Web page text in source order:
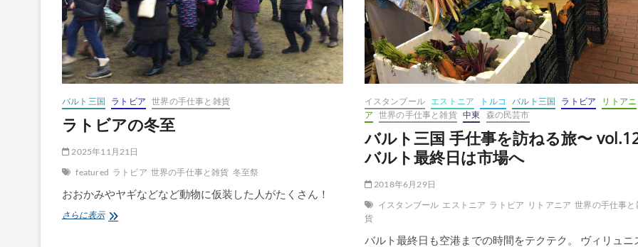
バルト三国 ラトビア 世界の手仕事と雑貨
ラトビアの冬至
2025年11月21日
featured ラトビア 世界の手仕事と雑貨 冬至祭
おおかみやヤギなどなど動物に仮装した人がたくさん！
さらに表示ラ
イスタンブール エストニア トルコ バルト三国 ラトビア
リトアニ
ア 世界の手仕事と雑貨 中東 森の民芸市
バルト三国 手仕事を訪ねる旅〜
バルト最終日は市場へ
2018年6月29日
イスタンブール エストニア ラトビア リトアニア 世界の手仕事と
貨
バルト最終日も空港までの時間をテクテク。 ヴィリュニ